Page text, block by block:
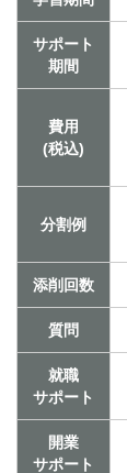
サポート
期間
費用
(税込)
分割例
添削回数
質問
就職
サポート
開業
サポート